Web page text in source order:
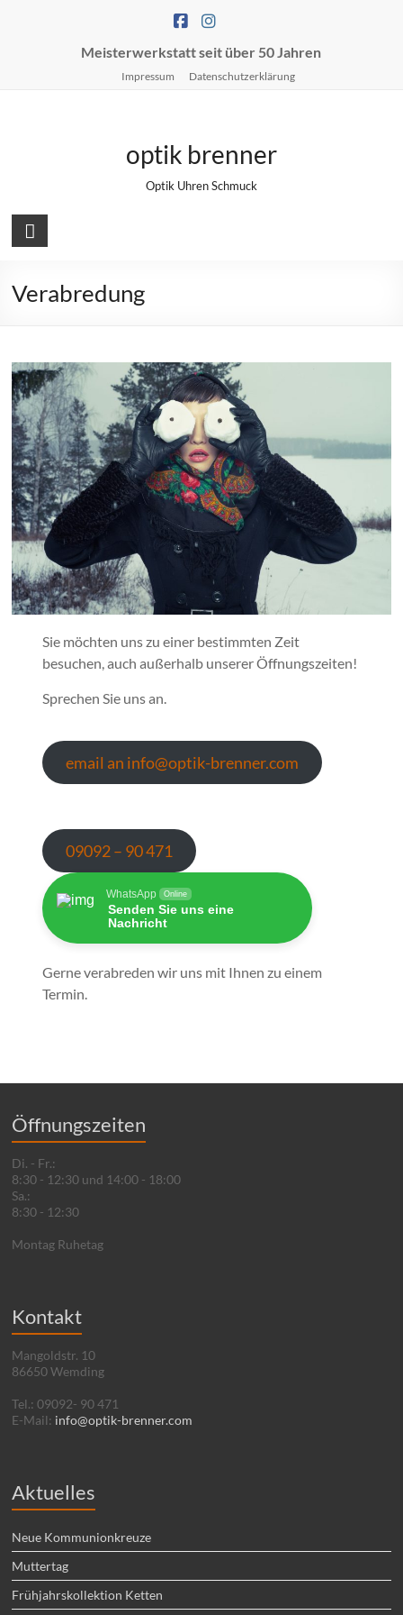
Meisterwerkstatt seit über 50 Jahren
Impressum Datenschutzerklärung
optik brenner
Optik Uhren Schmuck
Verabredung
Sie möchten uns zu einer bestimmten Zeit
besuchen, auch außerhalb unserer Öffnungszeiten!
Sprechen Sie uns an.
email an info@optik-brenner.com
09092 – 90 471
WhatsApp Online
Senden Sie uns eine
Nachricht
Gerne verabreden wir uns mit Ihnen zu einem
Termin.
Öffnungszeiten
Di. - Fr.:
8:30 - 12:30 und 14:00 - 18:00
Sa.:
8:30 - 12:30
Montag Ruhetag
Kontakt
Mangoldstr. 10
86650 Wemding
Tel.: 09092- 90 471
E-Mail: info@optik-brenner.com
Aktuelles
Neue Kommunionkreuze
Muttertag
Frühjahrskollektion Ketten